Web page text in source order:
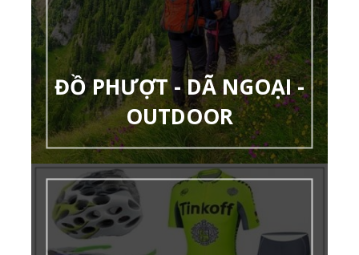
ĐỒ PHƯỢT - DÃ NGOẠI -
OUTDOOR